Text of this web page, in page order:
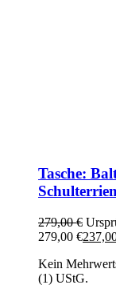
Tasche:
279,00€
279,00 €
Kein
(1) UStG.